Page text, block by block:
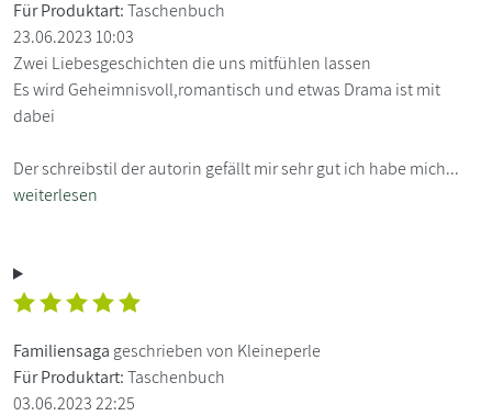
Für Produktart:Taschenbuch
23.06.2023 10:03
Zwei Liebesgeschichten die uns mitfühlen lassen
Es wird Geheimnisvoll,romantisch und etwas Drama ist mit
dabei
Der schreibstil der autorin gefällt mir sehr gut ich habe mich...
weiterlesen
Familiensaga geschrieben von Kleineperle
Für Produktart:Taschenbuch
03.06.2023 22:25